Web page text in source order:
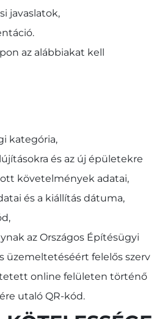
javaslatok,
az alábbiakat kell
kategória,
és az új épületekre
követelmények adatai,
és a kiállítás dátuma,
az Országos Építésügyi
üzemeltetéséért felelős szerv
online felületen történő
utaló QR-kód.